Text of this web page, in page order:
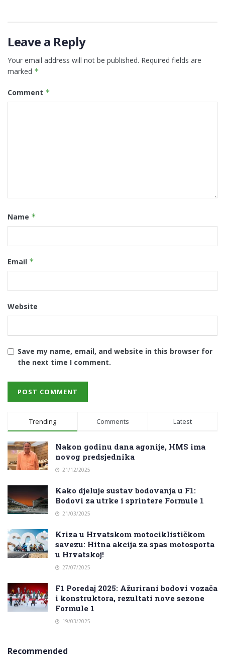
Leave a Reply
Your email address will not be published. Required fields are
marked *
Comment *
Name *
Email *
Website
Save my name, email, and website in this browser for
the next time I comment.
Trending Comments Latest
Nakon godinu dana agonije, HMS ima
novog predsjednika
21/12/2025
Kako djeluje sustav bodovanja u F1:
Bodovi za utrke i sprintere Formule 1
21/03/2025
Kriza u Hrvatskom motociklističkom
savezu: Hitna akcija za spas motosporta
u Hrvatskoj!
27/07/2025
F1 Poredaj 2025: Ažurirani bodovi vozača
i konstruktora, rezultati nove sezone
Formule 1
19/03/2025
Recommended